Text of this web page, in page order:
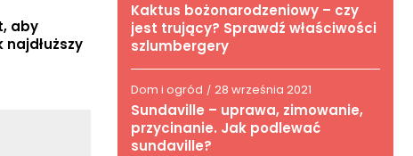
aby
Kaktus bożonarodzeniowy – czy
jest trujący? Sprawdź właściwości
szlumbergery
Dom i ogród / 28 września 2021
Sundaville – uprawa, zimowanie,
przycinanie. Jak podlewać
sundaville?